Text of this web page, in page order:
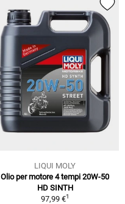
LIQUI MOLY
Olio per motore 4 tempi 20W-50
HD SINTH
97,99 €1